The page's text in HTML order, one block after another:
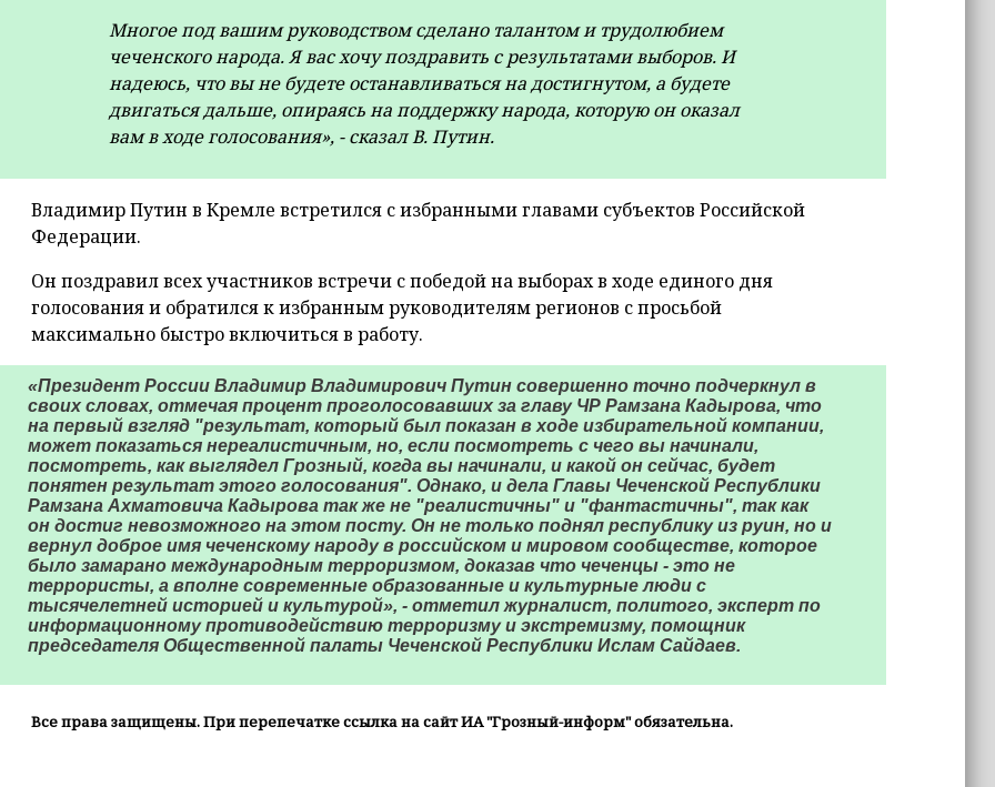
Многое под вашим руководством сделано талантом и трудолюбием
чеченского народа. Я вас хочу поздравить с результатами выборов. И
надеюсь, что вы не будете останавливаться на достигнутом, а будете
двигаться дальше, опираясь на поддержку народа, которую он оказал
вам в ходе голосования», - сказал В. Путин.
Владимир Путин в Кремле встретился с избранными главами субъектов Российской
Федерации.
Он поздравил всех участников встречи с победой на выборах в ходе единого дня
голосования и обратился к избранным руководителям регионов с просьбой
максимально быстро включиться в работу.
«Президент России Владимир Владимирович Путин совершенно точно подчеркнул в
своих словах, отмечая процент проголосовавших за главу ЧР Рамзана Кадырова, что
на первый взгляд "результат, который был показан в ходе избирательной компании,
может показаться нереалистичным, но, если посмотреть с чего вы начинали,
посмотреть, как выглядел Грозный, когда вы начинали, и какой он сейчас, будет
понятен результат этого голосования". Однако, и дела Главы Чеченской Республики
Рамзана Ахматовича Кадырова так же не "реалистичны" и "фантастичны", так как
он достиг невозможного на этом посту. Он не только поднял республику из руин, но и
вернул доброе имя чеченскому народу в российском и мировом сообществе, которое
было замарано международным терроризмом, доказав что чеченцы - это не
террористы, а вполне современные образованные и культурные люди с
тысячелетней историей и культурой», - отметил журналист, политого, эксперт по
информационному противодействию терроризму и экстремизму, помощник
председателя Общественной палаты Чеченской Республики Ислам Сайдаев.
Все права защищены. При перепечатке ссылка на сайт ИА "Грозный-информ" обязательна.